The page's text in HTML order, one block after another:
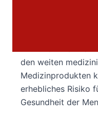
den weiten
Medizinprodukten
erhebliches Risiko
Gesundheit der